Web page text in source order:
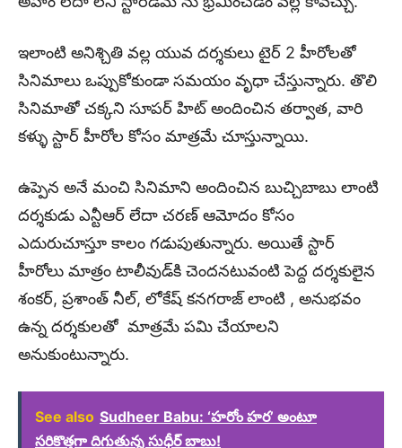
ఇలాంటి అనిశ్చితి వల్ల యువ దర్శకులు టైర్ 2 హీరోలతో
సినిమాలు ఒప్పుకోకుండా సమయం వృధా చేస్తున్నారు. తొలి
సినిమాతో చక్కని సూపర్ హిట్ అందించిన తర్వాత, వారి
కళ్ళు స్టార్ హీరోల కోసం మాత్రమే చూస్తున్నాయి.
ఉప్పెన అనే మంచి సినిమాని అందించిన బుచ్చిబాబు లాంటి
దర్శకుడు ఎన్టీఆర్ లేదా చరణ్ ఆమోదం కోసం
ఎదురుచూస్తూ కాలం గడుపుతున్నారు. అయితే స్టార్
హీరోలు మాత్రం టాలీవుడ్‌కి చెందనటువంటి పెద్ద దర్శకులైన
శంకర్, ప్రశాంత్ నీల్, లోకేష్ కనగరాజ్ లాంటి , అనుభవం
ఉన్న దర్శకులతో మాత్రమే పమి చేయాలని
అనుకుంటున్నారు.
See also Sudheer Babu: ‘హరోం హర’ అంటూ
సరికొత్తగా దిగుతున్న సుధీర్ బాబు!